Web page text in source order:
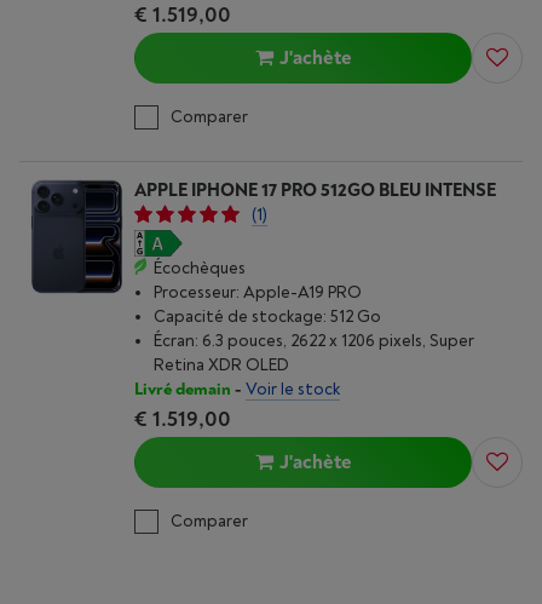
€ 1.519,00
J'achète
Comparer
APPLE IPHONE 17 PRO 512GO BLEU INTENSE
(1)
Écochèques
Processeur: Apple-A19 PRO
Capacité de stockage: 512 Go
Écran: 6.3 pouces, 2622 x 1206 pixels, Super
Retina XDR OLED
Livré demain - Voir le stock
€ 1.519,00
J'achète
Comparer